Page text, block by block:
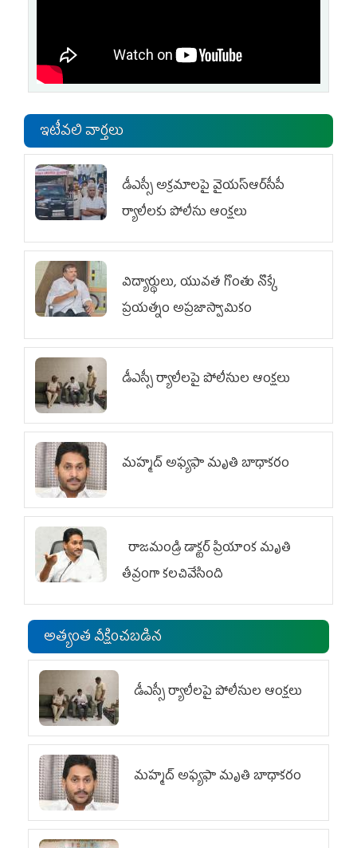
ఇటీవలి వార్తలు
డీఎస్సీ అక్రమాలపై వైయ‌స్ఆర్‌సీపీ
ర్యాలీలకు పోలీసు ఆంక్షలు
విద్యార్థులు, యువత గొంతు నొక్కే
ప్రయత్నం అప్రజాస్వామికం
డీఎస్సీ ర్యాలీలపై పోలీసుల ఆంక్షలు
మహ్మద్‌ అఫ్యఫా మృతి బాధాకరం
రాజమండ్రి డాక్టర్‌ ప్రియాంక మృతి
తీవ్రంగా కలచివేసింది
అత్యంత వీక్షించబడిన
డీఎస్సీ ర్యాలీలపై పోలీసుల ఆంక్షలు
మహ్మద్‌ అఫ్యఫా మృతి బాధాకరం